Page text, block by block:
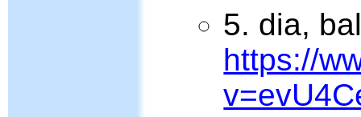
5. dia,
https://